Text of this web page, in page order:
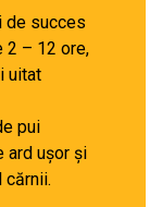
de succes
2 – 12 ore,
uitat
pui
ard ușor și